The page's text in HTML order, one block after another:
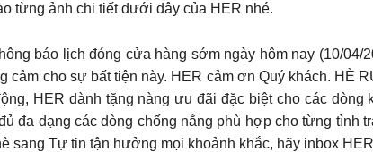
từng ảnh chi tiết dưới đây của HER nhé.
báo lịch đóng cửa hàng sớm ngày hôm nay (10/04/
cảm cho sự bất tiện này. HER cảm ơn Quý khách. HÈ
HER dành tặng nàng ưu đãi đặc biệt cho các
đa dạng các dòng chống nắng phù hợp cho từng tình
sang Tự tin tận hưởng mọi khoảnh khắc, hãy inbox